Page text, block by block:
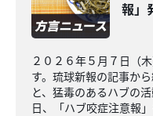
報」
２０２６年５月７日（
す。琉球新報の記事か
と、猛毒のあるハブの
日、「ハブ咬症注意報